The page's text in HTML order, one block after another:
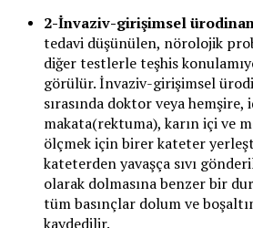
2-İnvaziv-girişimsel
tedavi düşünülen, nörolojik
diğer testlerle teşhis
görülür. İnvaziv-girişimsel
sırasında doktor veya
makata(rektuma), karın içi ve
ölçmek için birer kateter
kateterden yavaşça sıvı
olarak dolmasına benzer bir
tüm basınçlar dolum ve
kaydedilir.